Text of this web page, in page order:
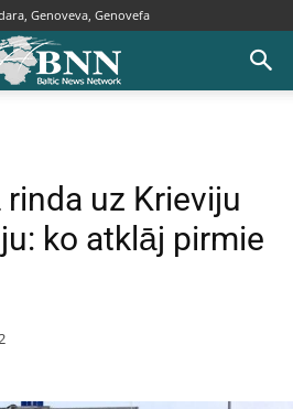
Genoveva, Genovefa
uz Krieviju
ko atklāj pirmie